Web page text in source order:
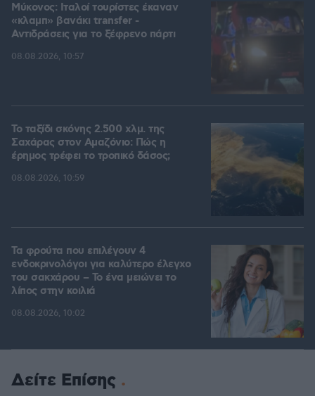
Μύκονος: Ιταλοί τουρίστες έκαναν
«κλαμπ» βανάκι transfer -
Αντιδράσεις για το ξέφρενο πάρτι
08.08.2026, 10:57
Το ταξίδι σκόνης 2.500 χλμ. της
Σαχάρας στον Αμαζόνιο: Πώς η
έρημος τρέφει το τροπικό δάσος;
08.08.2026, 10:59
Τα φρούτα που επιλέγουν 4
ενδοκρινολόγοι για καλύτερο έλεγχο
του σακχάρου – Το ένα μειώνει το
λίπος στην κοιλιά
08.08.2026, 10:02
Δείτε Επίσης